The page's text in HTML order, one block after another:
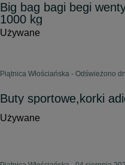
Big bag bagi begi
1000 kg
Używane
Piątnica Włościańska - Odświeżono
Buty sportowe,korki
Używane